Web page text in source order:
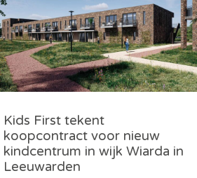
Kids First tekent
koopcontract voor nieuw
kindcentrum in wijk Wiarda in
Leeuwarden